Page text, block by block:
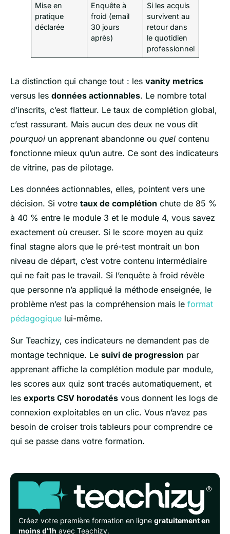
Mise en
pratique
déclarée
Enquête à
froid (email
30 jours
après)
Si les acquis
survivent au
retour dans
le quotidien
professionnel
La distinction qui change tout : les vanity metrics
versus les données actionnables. Le nombre total
d’inscrits, c’est flatteur. Le taux de complétion global,
c’est rassurant. Mais aucun des deux ne vous dit
pourquoi un apprenant abandonne ou quel contenu
fonctionne mieux qu’un autre. Ce sont des indicateurs
de vitrine, pas de pilotage.
Les données actionnables, elles, pointent vers une
décision. Si votre taux de complétion chute de 85 %
à 40 % entre le module 3 et le module 4, vous savez
exactement où creuser. Si le score moyen au quiz
final stagne alors que le pré-test montrait un bon
niveau de départ, c’est votre contenu intermédiaire
qui ne fait pas le travail. Si l’enquête à froid révèle
que personne n’a appliqué la méthode enseignée, le
problème n’est pas la compréhension mais le format
pédagogique lui-même.
Sur Teachizy, ces indicateurs ne demandent pas de
montage technique. Le suivi de progression par
apprenant affiche la complétion module par module,
les scores aux quiz sont tracés automatiquement, et
les exports CSV horodatés vous donnent les logs de
connexion exploitables en un clic. Vous n’avez pas
besoin de croiser trois tableurs pour comprendre ce
qui se passe dans votre formation.
Créez votre première formation en ligne gratuitement en
moins d’1h avec Teachizy.